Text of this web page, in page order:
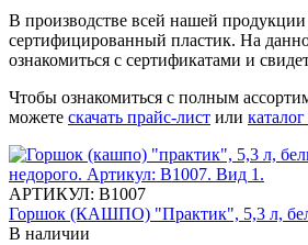
В производстве всей нашей продукции
сертифицированный пластик. На
ознакомиться с сертификатами и
Чтобы ознакомиться с полным
можете скачать прайс-лист или
АРТИКУЛ: В1007
Горшок (КАШПО) "Практик", 5,3 л,
В наличии